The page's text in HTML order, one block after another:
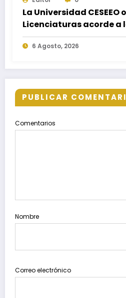
La Universidad
Licenciaturas acorde a
necesidades
egresados de escuelas
6 Agosto, 2026
PUBLICAR
Comentarios
Nombre
Correo electrónico